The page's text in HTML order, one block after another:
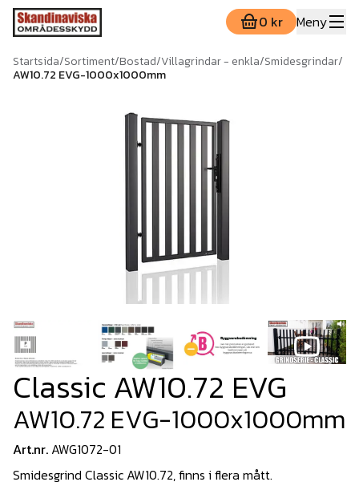
0 kr Meny
Startsida/Sortiment/Bostad/Villagrindar - enkla/Smidesgrindar/
AW10.72 EVG-1000x1000mm
Classic AW10.72 EVG
AW10.72 EVG-1000x1000mm
Art.nr. AWG1072-01
Smidesgrind Classic AW10.72, finns i flera mått.